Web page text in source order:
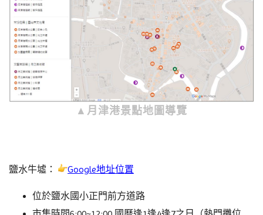
▲月津港景點地圖導覽
鹽水牛墟： Google地址位置
位於鹽水國小正門前方道路